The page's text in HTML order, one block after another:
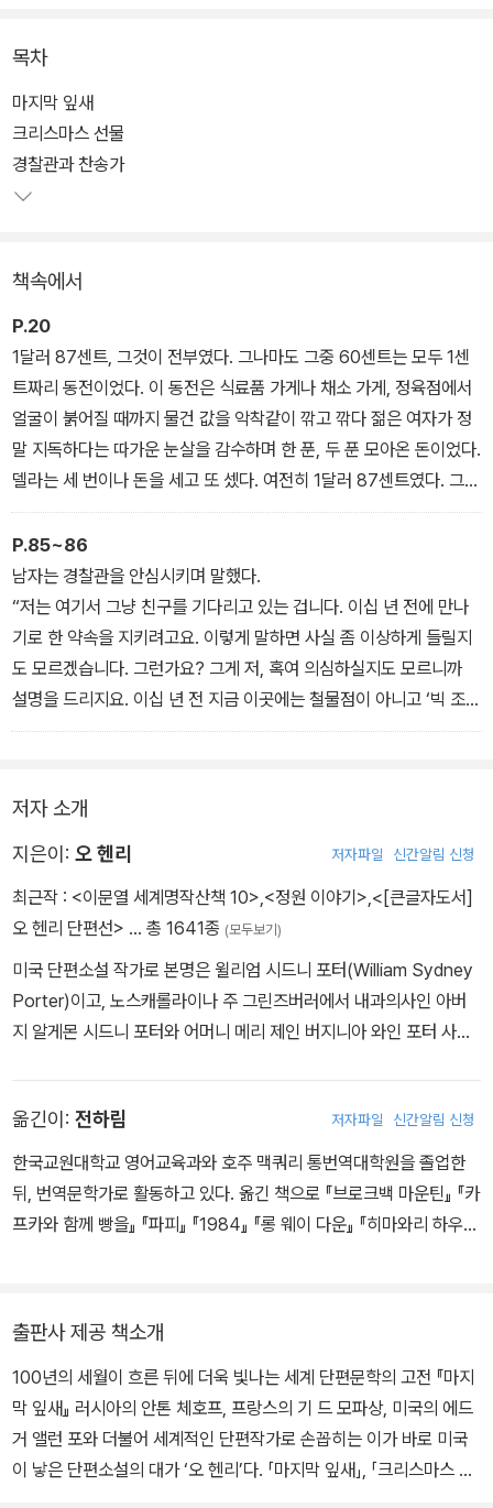
가치 있는 존재라고 여겼던 그의 인도주의적 가치관과 그만의 개성이
라고 할 수 있는 문학적 기교가 도드라진 작품들이다. 100여 년이 지
났지만 삶의 보편성에 닿아 있기에 여전히 유효한 이 이야기들이 독
자들의 마음을 따뜻한 감동으로 채울 것이다.
목차
마지막 잎새
크리스마스 선물
경찰관과 찬송가
책속에서
P.20
1달러 87센트, 그것이 전부였다. 그나마도 그중 60센트는 모두 1센
트짜리 동전이었다. 이 동전은 식료품 가게나 채소 가게, 정육점에서
얼굴이 붉어질 때까지 물건 값을 악착같이 깎고 깎다 젊은 여자가 정
말 지독하다는 따가운 눈살을 감수하며 한 푼, 두 푼 모아온 돈이었다.
델라는 세 번이나 돈을 세고 또 셌다. 여전히 1달러 87센트였다. 그리
고 당장 크리스마스가 내일이었다.
낡아 빠진 조그만 소파에 주저앉아 펑펑 우는 일 말고는 이 상황에서
달리 할 수 있는 일이 없었다. 그래서 델라는 그렇게 했다. 인생은 흐
느낌과 훌쩍거림과 미소로 이루어져 있는데, 그중 가장 큰 부분을 차
지하는 건 훌쩍거림인 법이다.
P.85~86
남자는 경찰관을 안심시키며 말했다.
“저는 여기서 그냥 친구를 기다리고 있는 겁니다. 이십 년 전에 만나
기로 한 약속을 지키려고요. 이렇게 말하면 사실 좀 이상하게 들릴지
도 모르겠습니다. 그런가요? 그게 저, 혹여 의심하실지도 모르니까
설명을 드리지요. 이십 년 전 지금 이곳에는 철물점이 아니고 ‘빅 조
브래디’라는 식당이 있었습니다.”
은 시간에 이곳에서 다시 만나기로 약속했답니다. 우리가 어떤 운명
에 처해 있든, 얼마나 멀리 떨어져 살고 있든 간에 상관없이 말입니다.
이십 년이 지난 때라면 우리 둘 다 각자의 운명도 정해지고 재산도 어
느 정도 모았을 거라고 생각했어요. 그 운명의 길이 어떤 길이라 해도
저자 소개
지은이: 오 헨리 저자파일 신간알림 신청
최근작 : <이문열 세계명작산책 10>,<정원 이야기>,<[큰글자도서]
오 헨리 단편선> … 총 1641종 (모두보기)
미국 단편소설 작가로 본명은 윌리엄 시드니 포터(William Sydney
Porter)이고, 노스캐롤라이나 주 그린즈버러에서 내과의사인 아버
지 알게몬 시드니 포터와 어머니 메리 제인 버지니아 와인 포터 사이
스틴으로 이주하면서 목장 관리, 제도사, 기자, 은행원 등의 직업을 전
전하였다. 1887년 아솔 에스테스와 결혼했으며, 1891년 오스틴은행
에 근무하면서 아내의 내조를 얻어 주간지를 창간했으며, 지방신문에
유머러스한 일화를 기고하는 등 문필생활을 시작하였다. 1896년 2
면서 딸의 부양비를 벌기 위해 글을 썼고, 즉각 잡지 독자들로부터 인
기를 얻었으며, 출감하면서 이름을 오 헨리란 필명을 쓰기 시작했다.
1903년 12월부터 1906년 1월까지 뉴욕의 《월드(World)》지에 매
주 글을 기고하였다. 최초의 소설집 《캐비지와 왕(Cabbages and
Kings)》(1904)을 시작으로, 《400만(The Four Million)》(190
옮긴이: 전하림 저자파일 신간알림 신청
한국교원대학교 영어교육과와 호주 맥쿼리 통번역대학원을 졸업한
뒤, 번역문학가로 활동하고 있다. 옮긴 책으로 『브로크백 마운틴』 『카
프카와 함께 빵을』 『파피』 『1984』 『롱 웨이 다운』 『히마와리 하우
출판사 제공 책소개
100년의 세월이 흐른 뒤에 더욱 빛나는 세계 단편문학의 고전 『마지
막 잎새』 러시아의 안톤 체호프, 프랑스의 기 드 모파상, 미국의 에드
거 앨런 포와 더불어 세계적인 단편작가로 손꼽히는 이가 바로 미국
이 낳은 단편소설의 대가 ‘오 헨리’다. 「마지막 잎새」, 「크리스마스 선